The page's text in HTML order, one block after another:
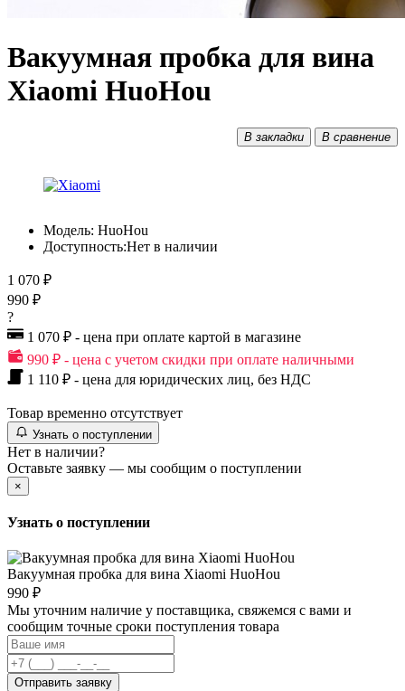
Вакуумная пробка для вина
Xiaomi HuoHou
В закладки В сравнение
Модель: HuoHou
Доступность:Нет в наличии
1 070 ₽
990 ₽
?
1 070 ₽ - цена при оплате картой в магазине
990 ₽ - цена с учетом скидки при оплате наличными
1 110 ₽ - цена для юридических лиц, без НДС
Товар временно отсутствует
Узнать о поступлении
Нет в наличии?
Оставьте заявку — мы сообщим о поступлении
×
Узнать о поступлении
Вакуумная пробка для вина Xiaomi HuoHou
990 ₽
Мы уточним наличие у поставщика, свяжемся с вами и
сообщим точные сроки поступления товара
Отправить заявку